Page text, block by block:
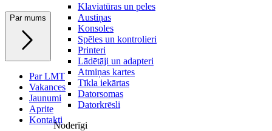
Klaviatūras un peles
Austiņas
Konsoles
Spēles un kontrolieri
Printeri
Lādētāji un adapteri
Atmiņas kartes
Tīkla iekārtas
Datorsomas
Datorkrēsli
Noderīgi
Par mums
Par LMT
Vakances
Jaunumi
Aprite
Kontakti